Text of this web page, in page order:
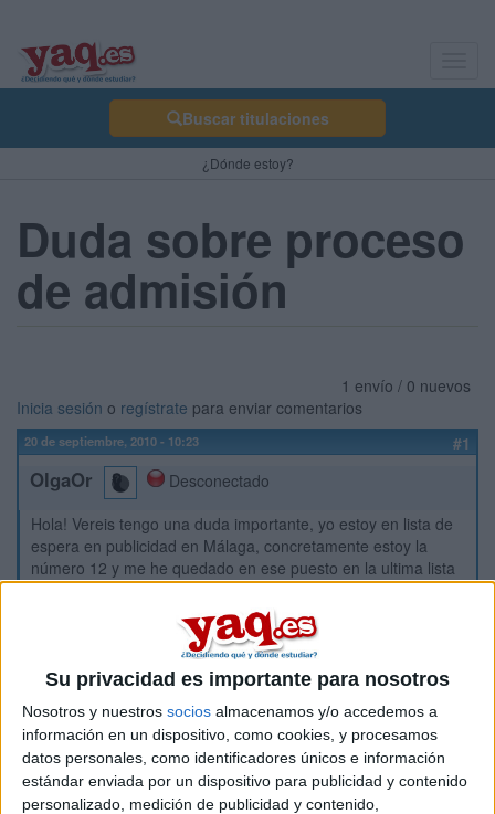
Su privacidad es importante para nosotros
Nosotros y nuestros socios almacenamos y/o accedemos a
información en un dispositivo, como cookies, y procesamos
datos personales, como identificadores únicos e información
estándar enviada por un dispositivo para publicidad y contenido
personalizado, medición de publicidad y contenido,
Buscar titulaciones
¿Dónde estoy?
Duda sobre proceso
de admisión
1 envío / 0 nuevos
Inicia sesión o regístrate para enviar comentarios
20 de septiembre, 2010 - 10:23 #1
OlgaOr
Desconectado
Hola! Vereis tengo una duda importante, yo estoy en lista de
espera en publicidad en Málaga, concretamente estoy la
número 12 y me he quedado en ese puesto en la ultima lista
que ha salido esta madrugada para la primera fase, ahora
voy a entrar en el proceso de lista de espera de la segunda
fase, pero los que hechan preinscripción el la segunda fase
(no es mi caso, yo la heche en junio pero sigo en lista de
espera) no pueden optar a algunas carreras mas
demandadas como publicidad por ejemplo, entonces, mi
duda es: la lista de espera de publicidad en Málaga seguirá
bajando a partir de ahora o ya se queda ahí parada??
No se si me he explicado bien del todo pero es que es
complicado, muchas gracias de antemano.